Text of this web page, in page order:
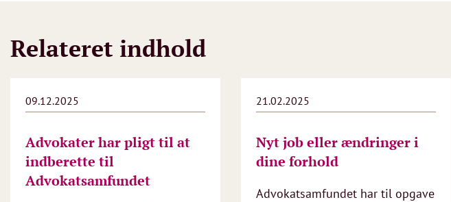
Relateret indhold
09.12.2025
Advokater har pligt til at
indberette til
Advokatsamfundet
21.02.2025
Nyt job eller ændringer i
dine forhold
Advokatsamfundet har til opgave